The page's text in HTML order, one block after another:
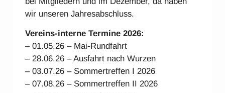
wir unseren Jahresabschluss.
Vereins-interne Termine 2026:
– 01.05.26 – Mai-Rundfahrt
– 28.06.26 – Ausfahrt nach Wurzen
– 03.07.26 – Sommertreffen I 2026
– 07.08.26 – Sommertreffen II 2026